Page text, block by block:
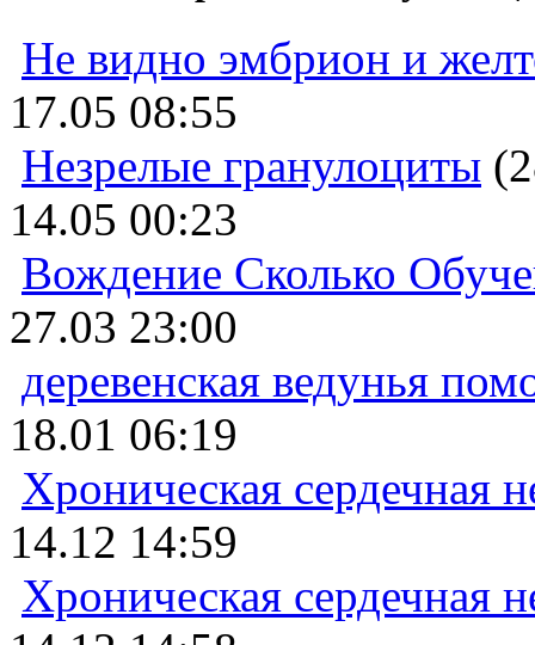
Не видно эмбрион и
17.05 08:55
Незрелые гранулоциты
14.05 00:23
Вождение Сколько
27.03 23:00
деревенская ведунья
18.01 06:19
Хроническая сердечная
14.12 14:59
Хроническая сердечная